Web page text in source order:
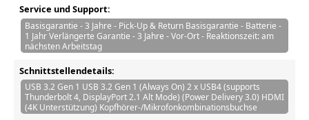
Service und Support:
Basisgarantie - 3 Jahre - Pick-Up & Return Basisgarantie - Batterie -
1 Jahr Verlängerte Garantie - 3 Jahre - Vor-Ort - Reaktionszeit: am
nächsten Arbeitstag
Schnittstellendetails:
USB 3.2 Gen 1 USB 3.2 Gen 1 (Always On) 2 x USB4 (supports
Thunderbolt 4, DisplayPort 2.1 Alt Mode) (Power Delivery 3.0) HDMI
(4K Unterstützung) Kopfhörer-/Mikrofonkombinationsbuchse